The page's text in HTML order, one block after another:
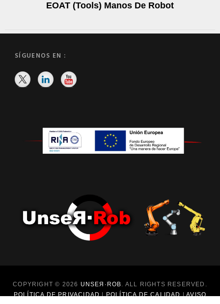
EOAT (Tools) Manos De Robot
SÍGUENOS EN :
COPYRIGHT © 2026 UNSEЯ·ROB
. ALL RIGHTS RESERVED.
POLÍTICA DE PRIVACIDAD | POLÍTICA DE CALIDAD |AVISO